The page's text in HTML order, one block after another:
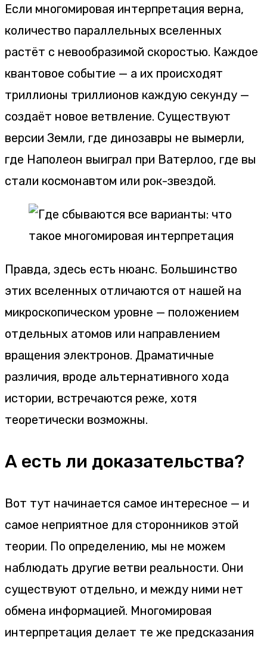
Если многомировая интерпретация верна,
количество параллельных вселенных
растёт с невообразимой скоростью. Каждое
квантовое событие — а их происходят
триллионы триллионов каждую секунду —
создаёт новое ветвление. Существуют
версии Земли, где динозавры не вымерли,
где Наполеон выиграл при Ватерлоо, где вы
стали космонавтом или рок-звездой.
Правда, здесь есть нюанс. Большинство
этих вселенных отличаются от нашей на
микроскопическом уровне — положением
отдельных атомов или направлением
вращения электронов. Драматичные
различия, вроде альтернативного хода
истории, встречаются реже, хотя
теоретически возможны.
А есть ли доказательства?
Вот тут начинается самое интересное — и
самое неприятное для сторонников этой
теории. По определению, мы не можем
наблюдать другие ветви реальности. Они
существуют отдельно, и между ними нет
обмена информацией. Многомировая
интерпретация делает те же предсказания